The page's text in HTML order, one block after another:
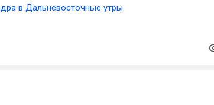
в Дальневосточные утры